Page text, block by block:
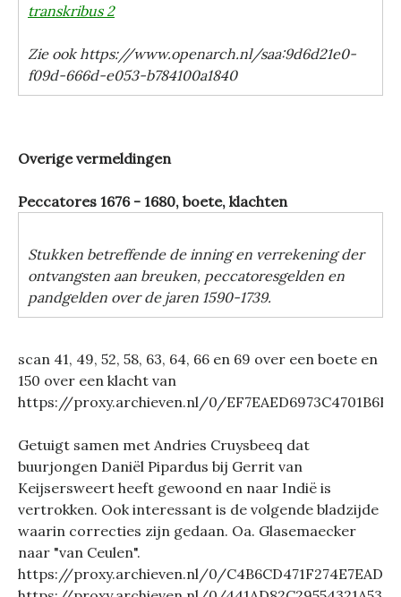
transkribus 2
Zie ook https://www.openarch.nl/saa:9d6d21e0-
f09d-666d-e053-b784100a1840
Overige vermeldingen
Peccatores 1676 - 1680, boete, klachten
Stukken betreffende de inning en verrekening der
ontvangsten aan breuken, peccatoresgelden en
pandgelden over de jaren 1590-1739.
scan 41, 49, 52, 58, 63, 64, 66 en 69 over een boete en
150 over een klacht van
https://proxy.archieven.nl/0/
Getuigt samen met Andries Cruysbeeq dat
buurjongen Daniël Pipardus bij Gerrit van
Keijsersweert heeft gewoond en naar Indië is
vertrokken. Ook interessant is de volgende bladzijde
waarin correcties zijn gedaan. Oa. Glasemaecker
naar "van Ceulen".
https://proxy.archieven.nl/0/